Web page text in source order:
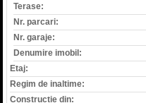
Terase:
Nr. parcari:
Nr. garaje:
Denumire imobil:
Etaj:
Regim de inaltime:
Constructie din: